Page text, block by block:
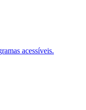
acessíveis.